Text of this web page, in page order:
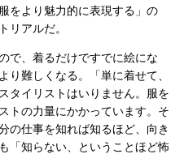
をより魅力的に表現する」の
リアルだ。
で、着るだけですでに絵にな
り難しくなる。「単に着せて、
タイリストはいりません。服を
トの力量にかかっています。そ
の仕事を知れば知るほど、向き
「知らない、ということほど怖